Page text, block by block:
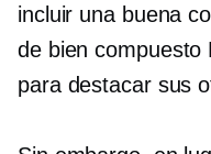
incluir una buena
de bien compuesto
para destacar sus